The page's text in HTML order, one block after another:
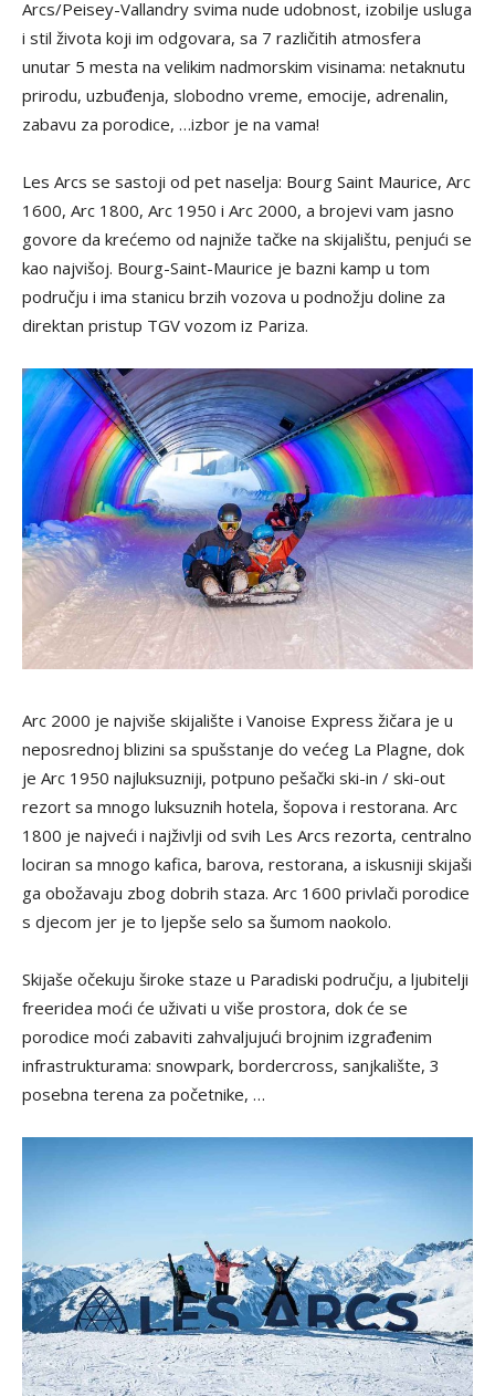
Arcs/Peisey-Vallandry svima nude udobnost, izobilje usluga
i stil života koji im odgovara, sa 7 različitih atmosfera
unutar 5 mesta na velikim nadmorskim visinama: netaknutu
prirodu, uzbuđenja, slobodno vreme, emocije, adrenalin,
zabavu za porodice, …izbor je na vama!
Les Arcs se sastoji od pet naselja: Bourg Saint Maurice, Arc
1600, Arc 1800, Arc 1950 i Arc 2000, a brojevi vam jasno
govore da krećemo od najniže tačke na skijalištu, penjući se
kao najvišoj. Bourg-Saint-Maurice je bazni kamp u tom
području i ima stanicu brzih vozova u podnožju doline za
direktan pristup TGV vozom iz Pariza.
Arc 2000 je najviše skijalište i Vanoise Express žičara je u
neposrednoj blizini sa spušstanje do većeg La Plagne, dok
je Arc 1950 najluksuzniji, potpuno pešački ski-in / ski-out
rezort sa mnogo luksuznih hotela, šopova i restorana. Arc
1800 je najveći i najživlji od svih Les Arcs rezorta, centralno
lociran sa mnogo kafica, barova, restorana, a iskusniji skijaši
ga obožavaju zbog dobrih staza. Arc 1600 privlači porodice
s djecom jer je to ljepše selo sa šumom naokolo.
Skijaše očekuju široke staze u Paradiski području, a ljubitelji
freeridea moći će uživati ​​u više prostora, dok će se
porodice moći zabaviti zahvaljujući brojnim izgrađenim
infrastrukturama: snowpark, bordercross, sanjkalište, 3
posebna terena za početnike, …